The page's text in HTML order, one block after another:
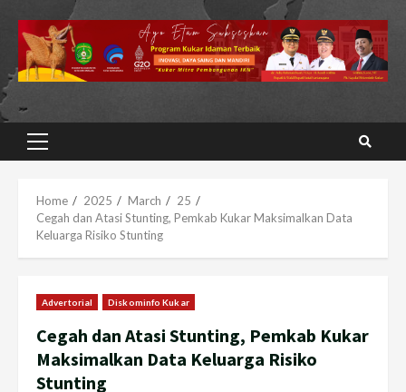
Primary
Home 2025 March
25
Cegah dan Atasi Stunting, Pemkab Kukar Maksimalkan Data
Keluarga Risiko Stunting
Advertorial Diskominfo Kukar
Cegah dan Atasi Stunting, Pemkab Kukar
Maksimalkan Data Keluarga Risiko
Stunting